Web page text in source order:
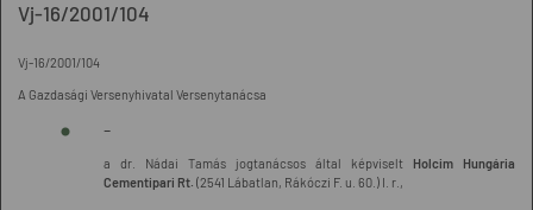
Vj-16/2001/104
Vj-16/2001/104
A Gazdasági Versenyhivatal Versenytanácsa
-
a dr. Nádai Tamás jogtanácsos által képviselt Holcim Hungária
Cementipari Rt. (2541 Lábatlan, Rákóczi F. u. 60.) I. r.,